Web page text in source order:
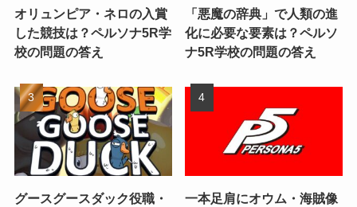
オリュンピア・ネロの入賞
した競技は？ペルソナ5R学
校の問題の答え
「悪魔の辞典」で人類の進
化に必要な要素は？ペルソ
ナ5R学校の問題の答え
グースグースダック役職・
一本足肩にオウム・海賊像